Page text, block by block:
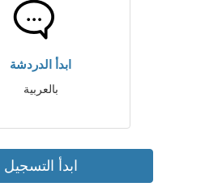
ابدأ الدردشة
بالعربية
ابدأ التسجيل